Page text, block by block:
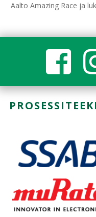
Aalto Amazing Race ja